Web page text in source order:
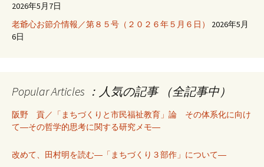
2026年5月7日
老爺心お節介情報／第８５号（２０２６年５月６日）
2026年5月
6日
Popular Articles ：人気の記事 （全記事中）
阪野 貢／「まちづくりと市民福祉教育」論 その体系化に向け
て―その哲学的思考に関する研究メモ―
改めて、田村明を読む―「まちづくり３部作」について―